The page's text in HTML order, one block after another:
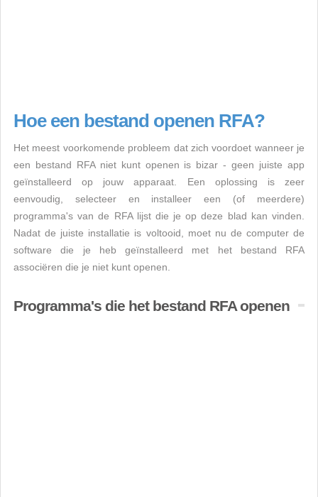
Hoe een bestand openen RFA?
Het meest voorkomende probleem dat zich voordoet wanneer je
een bestand RFA niet kunt openen is bizar - geen juiste app
geïnstalleerd op jouw apparaat. Een oplossing is zeer
eenvoudig, selecteer en installeer een (of meerdere)
programma's van de RFA lijst die je op deze blad kan vinden.
Nadat de juiste installatie is voltooid, moet nu de computer de
software die je heb geïnstalleerd met het bestand RFA
associëren die je niet kunt openen.
Programma's die het bestand RFA openen